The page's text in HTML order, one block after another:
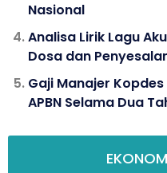
Nasional
Analisa Lirik Lagu
Dosa dan
Gaji Manajer
APBN Selama Dua